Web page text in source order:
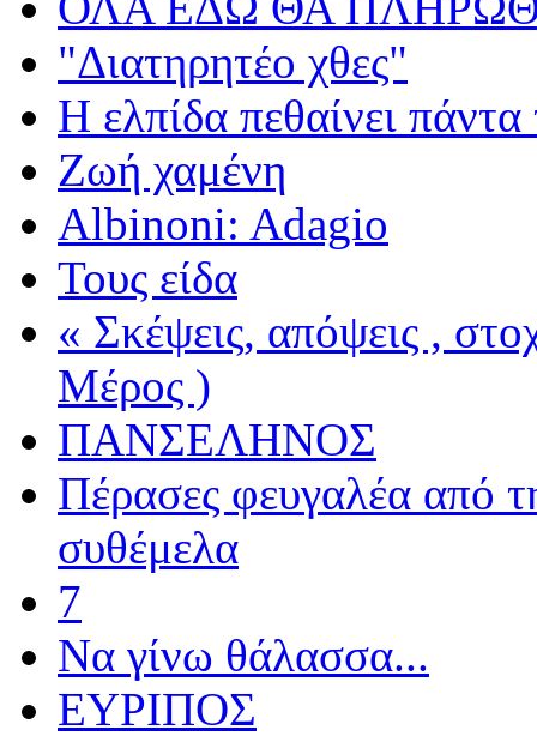
"Διατηρητέο χθες"
Η ελπίδα πεθαίνει πάντα
Ζωή χαμένη
Albinoni: Adagio
Τους είδα
« Σκέψεις, απόψεις ,
Μέρος )
ΠΑΝΣΕΛΗΝΟΣ
Πέρασες φευγαλέα από
συθέμελα
7
Να γίνω θάλασσα...
ΕΥΡΙΠΟΣ